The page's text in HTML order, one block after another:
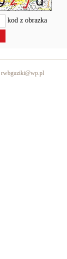
kod z obrazka
rwbguziki@wp.pl